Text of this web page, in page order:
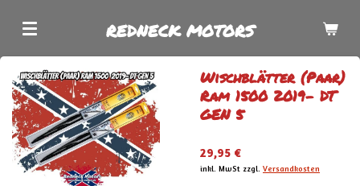
Hauptinhalt
REDNECK MOTORS
Wischblätter (Paar)
Ram 1500 2019- DT
GEN 5
29,95 €
inkl. MwSt zzgl. Versandkosten